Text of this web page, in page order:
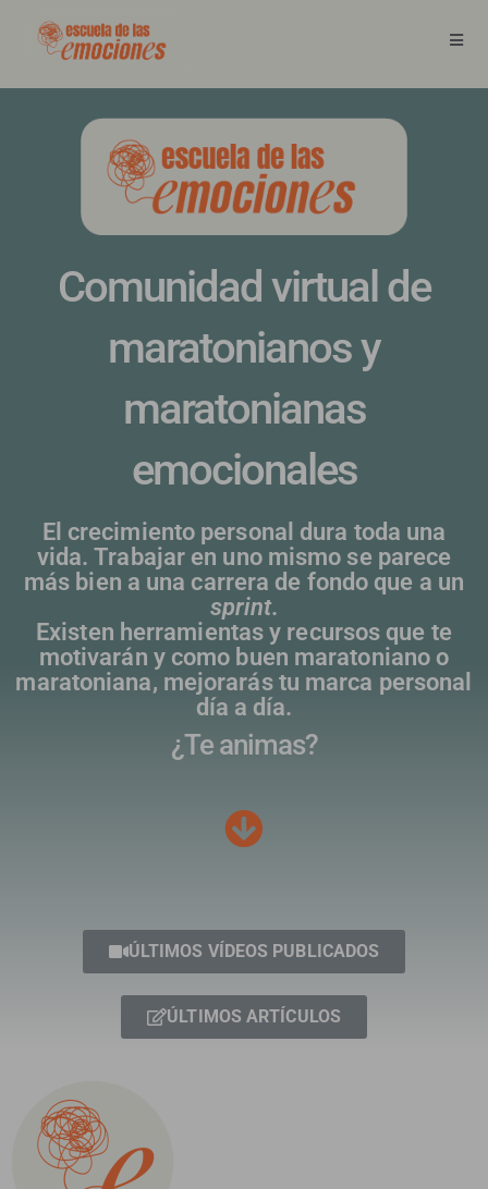
Comunidad virtual de
maratonianos y
maratonianas
emocionales
El crecimiento personal dura toda una
vida. Trabajar en uno mismo se parece
más bien a una carrera de fondo que a un
sprint.
Existen herramientas y recursos que te
motivarán y como buen maratoniano o
maratoniana, mejorarás tu marca personal
día a día.
¿Te animas?
ÚLTIMOS VÍDEOS PUBLICADOS
ÚLTIMOS ARTÍCULOS